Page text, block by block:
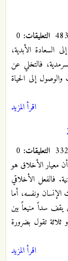
التعليقات:
السعادة الأبدية،
فالتخلي عن
والوصول إلى الحياة
اقرأ المزيد
التعليقات:
معيار الأخلاق هو
فالفعل الأخلاقي
ونفسه، أما
يقف سداً منيعاً بين
ثلاثة تقول بضرورة
اقرأ المزيد